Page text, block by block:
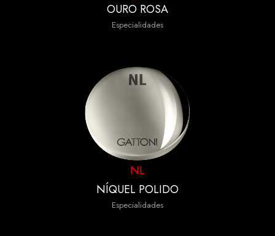
OURO ROSA
Especialidades
NL
NÍQUEL POLIDO
Especialidades